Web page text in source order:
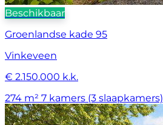
Beschikbaar
Groenlandse kade 95
Vinkeveen
€ 2.150.000 k.k.
274 m² 7 kamers (3 slaapkamers)